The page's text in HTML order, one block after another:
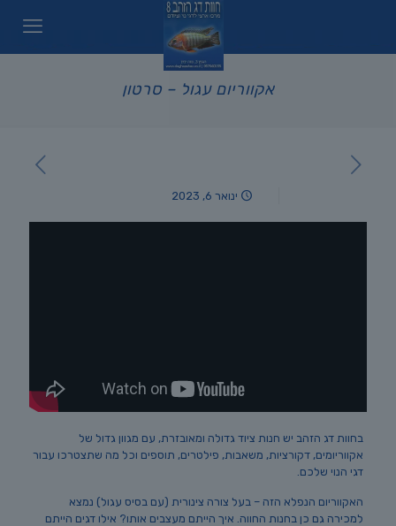
אקווריום עגול – סרטון
ינואר 6, 2023
בחוות דג הזהב יש חנות ציוד גדולה ומאובזרת, עם מגוון גדול של
אקווריומים, דקורציות, משאבות, פילטרים, תוספים וכל מה שתצטרכו עבור
דגי הנוי שלכם.
האקווריום הנפלא הזה – בעל צורה צינורית (עם בסיס עגול) נמצא
למכירה גם כן בחנות החווה. איך הייתם מעצבים אותו? אילו דגים הייתם